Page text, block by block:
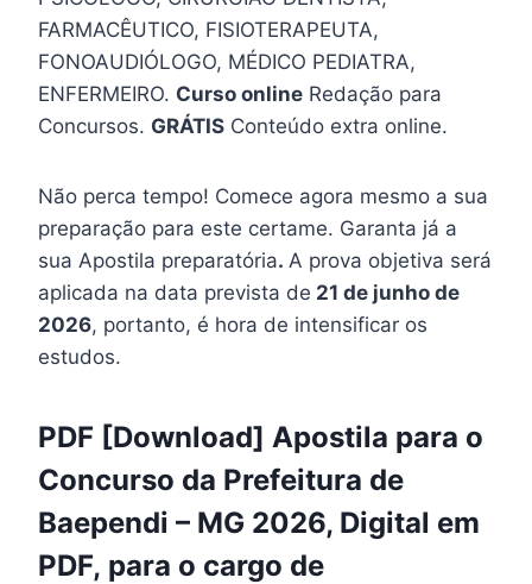
FARMACÊUTICO, FISIOTERAPEUTA,
FONOAUDIÓLOGO, MÉDICO PEDIATRA,
ENFERMEIRO. Curso online Redação para
Concursos. GRÁTIS Conteúdo extra online.
Não perca tempo! Comece agora mesmo a sua
preparação para este certame. Garanta já a
sua Apostila preparatória. A prova objetiva será
aplicada na data prevista de 21 de junho de
2026, portanto, é hora de intensificar os
estudos.
PDF [Download] Apostila para o
Concurso da Prefeitura de
Baependi – MG 2026, Digital em
PDF, para o cargo de